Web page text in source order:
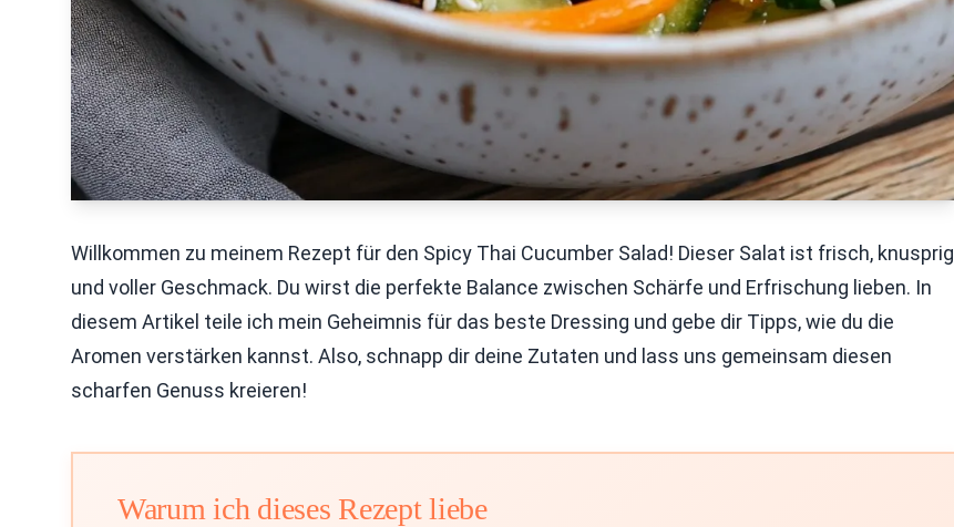
Willkommen zu meinem Rezept für den Spicy Thai Cucumber Salad! Dieser Salat ist frisch, knusprig
und voller Geschmack. Du wirst die perfekte Balance zwischen Schärfe und Erfrischung lieben. In
diesem Artikel teile ich mein Geheimnis für das beste Dressing und gebe dir Tipps, wie du die
Aromen verstärken kannst. Also, schnapp dir deine Zutaten und lass uns gemeinsam diesen
scharfen Genuss kreieren!
Warum ich dieses Rezept liebe